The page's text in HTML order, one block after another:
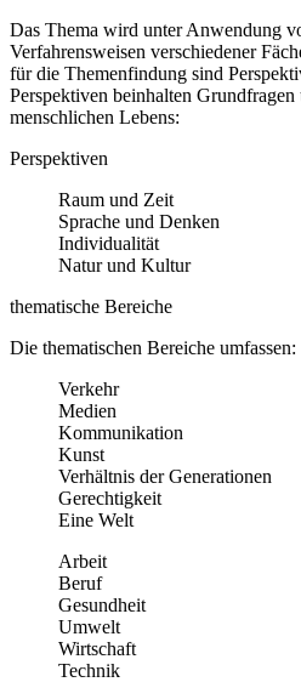
Das Thema wird unter Anwendung
Verfahrensweisen verschiedener
für die Themenfindung sind
Perspektiven beinhalten
menschlichen Lebens:
Perspektiven
Raum und Zeit
Sprache und Denken
Individualität
Natur und Kultur
thematische Bereiche
Die thematischen Bereiche umfassen:
Verkehr
Medien
Kommunikation
Kunst
Verhältnis der Generationen
Gerechtigkeit
Eine Welt
Arbeit
Beruf
Gesundheit
Umwelt
Wirtschaft
Technik